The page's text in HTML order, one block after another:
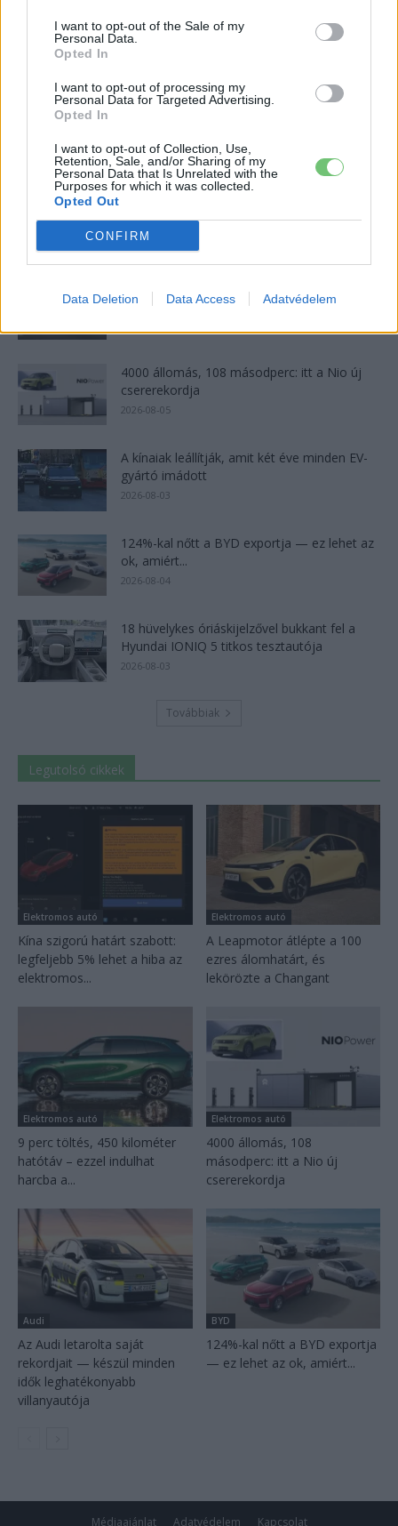
I want to opt-out of the Sale of my
Personal Data.
Opted In
I want to opt-out of processing my
Personal Data for Targeted Advertising.
Opted In
I want to opt-out of Collection, Use,
Retention, Sale, and/or Sharing of my
Personal Data that Is Unrelated with the
Purposes for which it was collected.
Opted Out
CONFIRM
Data Deletion Data Access Adatvédelem
21 ezer előrendelés 20 óra alatt: a kínaiak
megrohanták az MG...
2026-08-05
amivel a helyi EV-gyártókat...
2026-08-04
minden idők leghatékonyabb villanyautója
4000 állomás, 108 másodperc: itt a Nio új
csererekordja
2026-08-05
A kínaiak leállítják, amit két éve minden EV-
gyártó imádott
2026-08-03
124%-kal nőtt a BYD exportja — ez lehet az
ok, amiért...
2026-08-04
18 hüvelykes óriáskijelzővel bukkant fel a
Hyundai IONIQ 5 titkos tesztautója
2026-08-03
Továbbiak
Legutolsó cikkek
Elektromos autó
Kína szigorú határt szabott:
legfeljebb 5% lehet a hiba az
elektromos...
Elektromos autó
A Leapmotor átlépte a 100
ezres álomhatárt, és
lekörözte a Changant
Elektromos autó
9 perc töltés, 450 kilométer
hatótáv – ezzel indulhat
harcba a...
Elektromos autó
4000 állomás, 108
másodperc: itt a Nio új
csererekordja
Audi
Az Audi letarolta saját
rekordjait — készül minden
idők leghatékonyabb
villanyautója
BYD
124%-kal nőtt a BYD exportja
— ez lehet az ok, amiért...
Médiaajánlat Adatvédelem Kapcsolat